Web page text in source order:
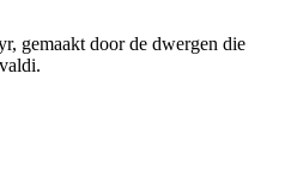
gemaakt door de dwergen die